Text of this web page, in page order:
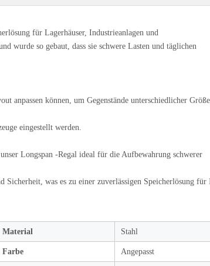
für Lagerhäuser, Industrieanlagen und
wurde so gebaut, dass sie schwere Lasten und täglichen
anpassen können, um Gegenstände unterschiedlicher
eingestellt werden.
Longspan -Regal ideal für die Aufbewahrung schwerer
was es zu einer zuverlässigen Speicherlösung für
Material Stahl
Farbe Angepasst